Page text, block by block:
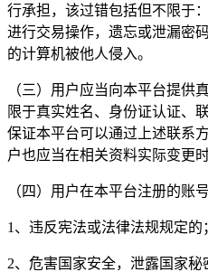
行承担，该过错包括但不限于
进行交易操作，遗忘或泄漏密
的计算机被他人侵入。
（三）用户应当向本平台提供
限于真实姓名、身份证认证、
保证本平台可以通过上述联系
户也应当在相关资料实际变更
（四）用户在本平台注册的账
1、违反宪法或法律法规规定的
2、危害国家安全，泄露国家